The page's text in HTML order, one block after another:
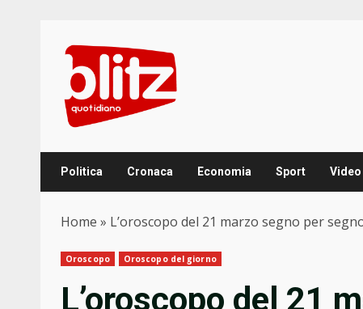
content
Politica Cronaca Economia Sport Video
Home » L’oroscopo del 21 marzo segno per
Oroscopo Oroscopo del giorno
L’oroscopo del 21